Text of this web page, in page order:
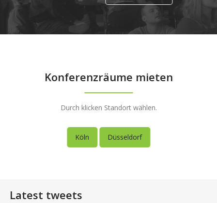
Konferenzräume mieten
Durch klicken Standort wählen.
Köln Düsseldorf
Latest tweets